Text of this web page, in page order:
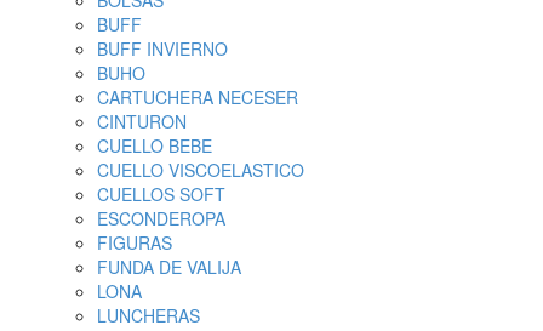
BUFF
BUFF INVIERNO
BUHO
CARTUCHERA NECESER
CINTURON
CUELLO BEBE
CUELLO VISCOELASTICO
CUELLOS SOFT
ESCONDEROPA
FIGURAS
FUNDA DE VALIJA
LONA
LUNCHERAS